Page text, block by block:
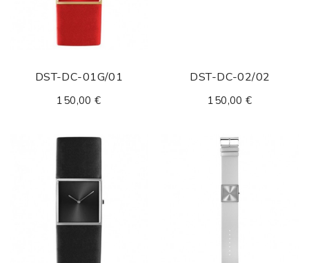
DST-DC-01G/01
150,00 €
DST-DC-02/02
150,00 €